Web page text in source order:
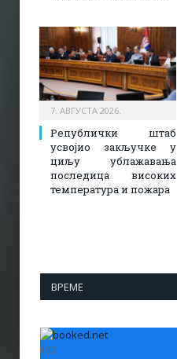
7. АВГУСТА 2026.
Републички штаб
усвојио закључке у
циљу ублажавања
последица високих
температура и пожара​
ВРЕМЕ
+32